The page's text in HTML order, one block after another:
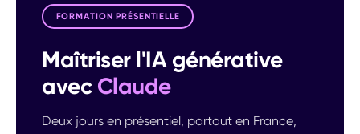
FORMATION PRÉSENTIELLE
Maîtriser l'IA générative
avec Claude
Deux jours en présentiel, partout en France,